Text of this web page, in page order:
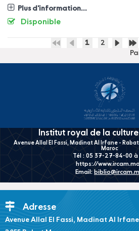
Plus d'information...
Disponible
1 2
Institut royal de la
Avenue Allal El Fassi, Madinat Al Irfane -
Maroc
Tél : 05 37-27-84-00 à
https://
Email:
Adresse
Avenue Allal El Fassi, Madinat Al